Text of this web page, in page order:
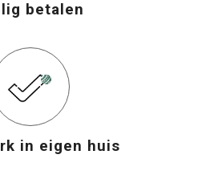
betalen
in eigen huis